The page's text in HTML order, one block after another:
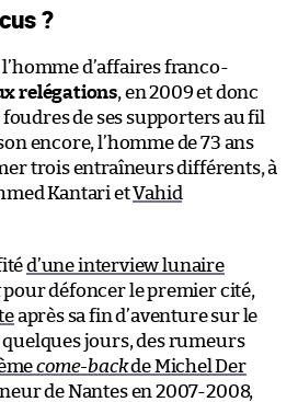
?
d’affaires franco-
relégations, en 2009 et donc
foudres de ses supporters au fil
encore, l’homme de 73 ans
trois entraîneurs différents, à
Kantari etVahid
d’une interview lunaire
pour défoncer le premier cité,
après sa fin d’aventure sur le
jours, des rumeurs
come-backde Michel Der
de Nantes en 2007-2008,